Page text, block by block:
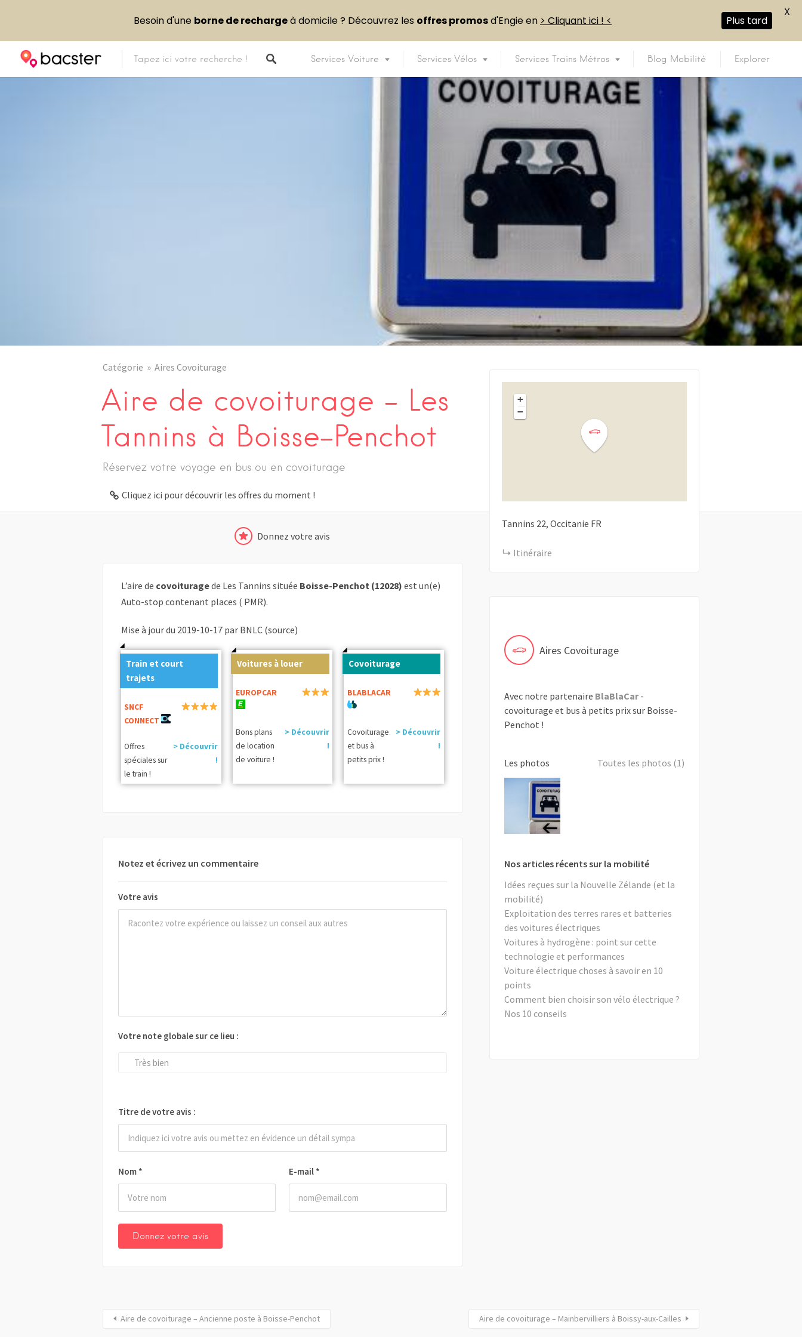
Services Voiture Services Vélos Services Trains Métros Blog Mobilité Explorer
Catégorie Aires Covoiturage
Aire de covoiturage – Les
Tannins à Boisse-Penchot
Réservez votre voyage en bus ou en covoiturage
Cliquez ici pour découvrir les offres du moment !
Donnez votre avis
L’aire de covoituragede Les Tannins située Boisse-Penchot (12028) est un(e)
Auto-stop contenant places ( PMR).
Mise à jour du 2019-10-17 par BNLC (source)
Train et court
trajets
SNCF
CONNECT
Offres
spéciales sur
le train !
> Découvrir
!
Voitures à louer
EUROPCAR
Bons plans
de location
de voiture !
> Découvrir
!
Covoiturage
BLABLACAR
Covoiturage
et bus à
petits prix !
> Découvrir
!
Notez et écrivez un commentaire
Votre avis
Nom * E-mail *
Votre note globale sur ce lieu :
Très bien
Titre de votre avis :
+
−
Tannins 22 Occitanie FR
Itinéraire
Aires Covoiturage
Avec notre partenaire BlaBlaCar-
covoiturage et bus à petits prix sur Boisse-
Penchot !
Les photos Toutes les photos (1)
Nos articles récents sur la mobilité
Idées reçues sur la Nouvelle Zélande (et la
mobilité)
Exploitation des terres rares et batteries
des voitures électriques
Voitures à hydrogène : point sur cette
technologie et performances
Voiture électrique choses à savoir en 10
points
Comment bien choisir son vélo électrique ?
Nos 10 conseils
Aire de covoiturage – Ancienne poste à Boisse-Penchot Aire de covoiturage – Mainbervilliers à Boissy-aux-Cailles
Besoin d'une borne de rechargeà domicile ? Découvrez les offres promosd'Engie en > Cliquant ici ! < Plus tard
X